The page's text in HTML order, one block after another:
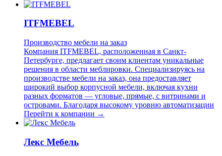
ITFMEBEL
Производство мебели на заказ
Компания ITFMEBEL, расположенная в Санкт-
Петербурге, предлагает своим клиентам уникальные
решения в области меблировки. Специализируясь на
производстве мебели на заказ, она предоставляет
широкий выбор корпусной мебели, включая кухни
разных форматов — угловые, прямые, с витринами и
островами. Благодаря высокому уровню автоматизации
Перейти к компании →
Лекс Мебель